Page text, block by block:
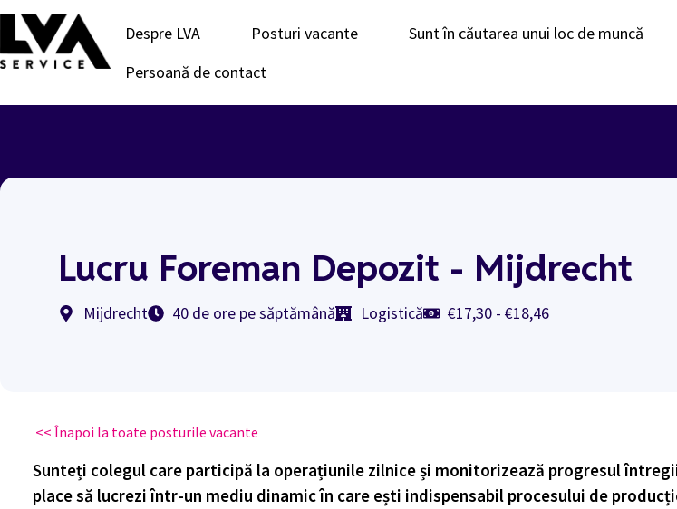
Despre LVA Posturi vacante Sunt în căutarea unui loc de muncă
Persoană de contact
Lucru Foreman Depozit - Mijdrecht
Mijdrecht 40 de ore pe săptămână Logistică €17,30 - €18,46
<< Înapoi la toate posturile vacante
Sunteți colegul care participă la operațiunile zilnice și monitorizează progresul
place să lucrezi într-un mediu dinamic în care ești indispensabil procesului de